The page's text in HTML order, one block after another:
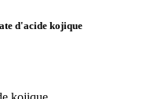
d'acide kojique